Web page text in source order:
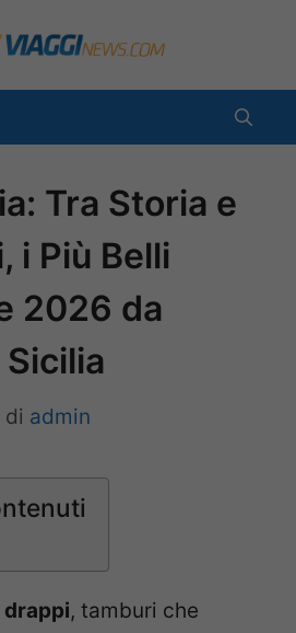
Tra Storia e
i Più Belli
2026 da
di admin
drappi, tamburi che